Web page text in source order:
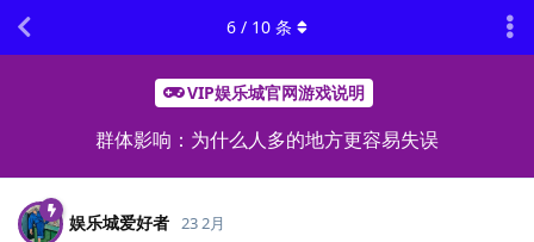
VIP娱乐城官网游戏说明
群体影响：为什么人多的地方更容易失误
6 / 10 条
娱乐城爱好者 23 2月